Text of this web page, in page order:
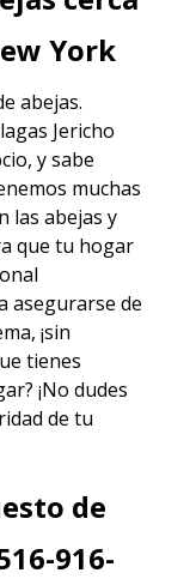
York
abejas.
Jericho
y sabe
muchas
las abejas y
que tu hogar
asegurarse de
¡sin
tienes
¡No dudes
de tu
de
916-